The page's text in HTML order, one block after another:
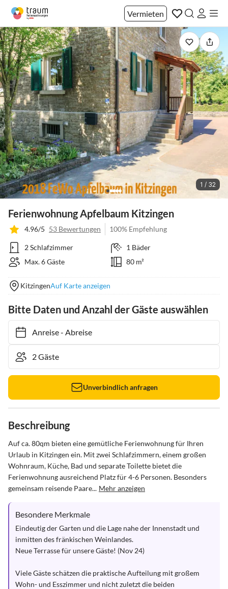
Vermieten
1 / 32
Ferienwohnung Apfelbaum Kitzingen
4.96/5 53 Bewertungen 100% Empfehlung
2 Schlafzimmer
1 Bäder
Max. 6 Gäste
80 m²
KitzingenAuf Karte anzeigen
Bitte Daten und Anzahl der Gäste auswählen
Anreise- Abreise
Unverbindlich anfragen
Beschreibung
Auf ca. 80qm bieten eine gemütliche Ferienwohnung für Ihren
Urlaub in Kitzingen ein. Mit zwei Schlafzimmern, einem großen
Wohnraum, Küche, Bad und separate Toilette bietet die
Ferienwohnung ausreichend Platz für 4-6 Personen. Besonders
gemeinsam reisende Paare... Mehr anzeigen
Besondere Merkmale
Eindeutig der Garten und die Lage nahe der Innenstadt und
inmitten des fränkischen Weinlandes.
Neue Terrasse für unsere Gäste! (Nov 24)
Viele Gäste schätzen die praktische Aufteilung mit großem
Wohn- und Esszimmer und nicht zuletzt die beiden